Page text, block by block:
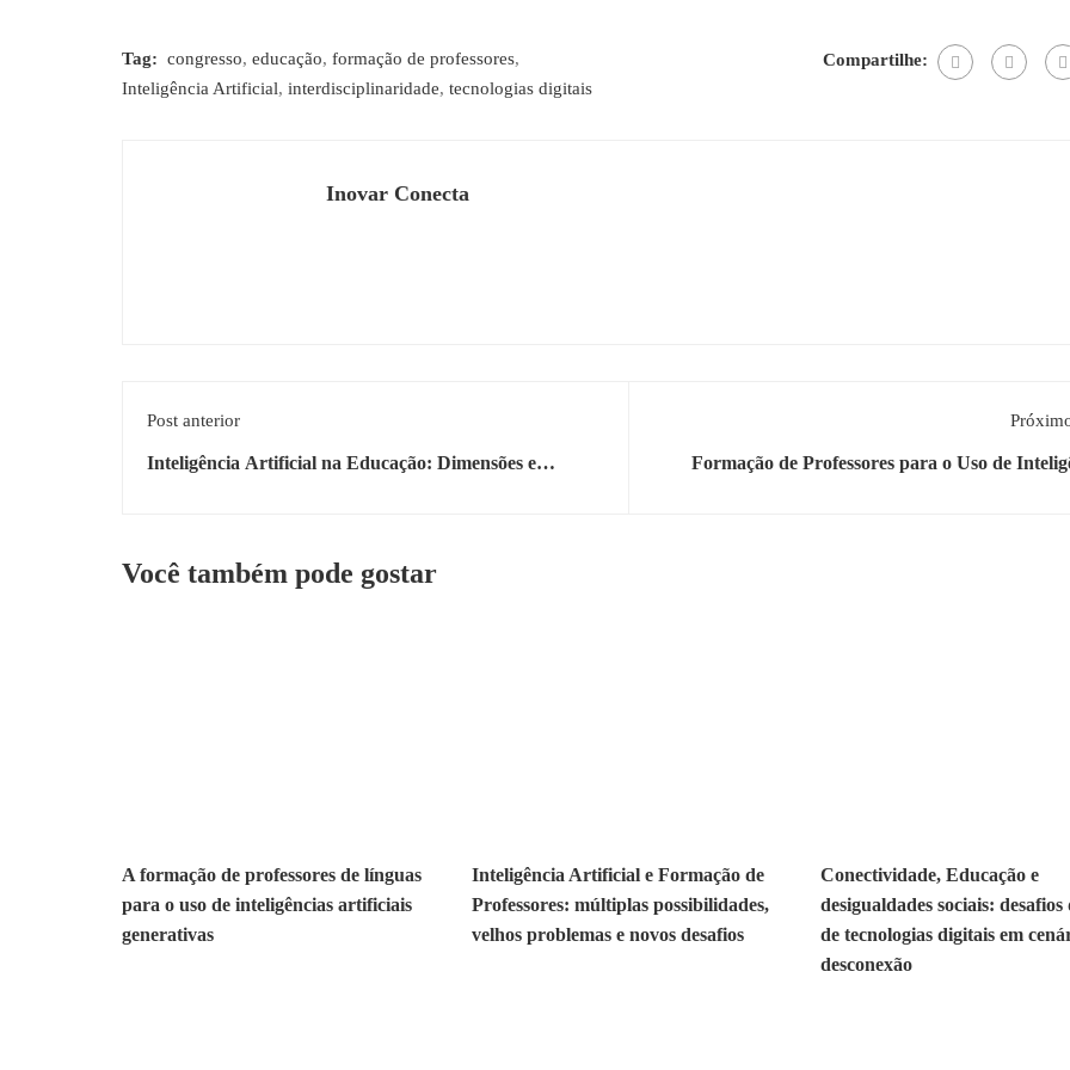
Tag: congresso, educação, formação de professores,
Inteligência Artificial, interdisciplinaridade, tecnologias digitais
Compartilhe:
Inovar Conecta
Post anterior
Inteligência Artificial na Educação: Dimensões e
Formação de Professores para o Uso de
Você também pode gostar
A formação de professores de línguas
para o uso de inteligências artificiais
generativas
Inteligência Artificial e Formação de
Professores: múltiplas possibilidades,
velhos problemas e novos desafios
Conectividade, Educação e
desigualdades sociais: desafios
de tecnologias digitais em
desconexão